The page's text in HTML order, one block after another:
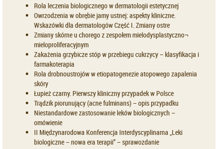
Rola leczenia biologicznego w dermatologii estetycznej
Owrzodzenia w obrębie jamy ustnej: aspekty kliniczne.
Wskazówki dla dermatologów Część I. Zmiany ostre
Zmiany skórne u chorego z zespołem mielodysplastyczno¬
mieloproliferacyjnym
Zakażenia grzybicze stóp w przebiegu cukrzycy – klasyfikacja i
farmakoterapia
Rola drobnoustrojów w etiopatogenezie atopowego zapalenia
skóry
Łupież czarny. Pierwszy kliniczny przypadek w Polsce
Trądzik piorunujący (acne fulminans) – opis przypadku
Niestandardowe zastosowanie leków biologicznych –
omówienie
II Międzynarodowa Konferencja Interdyscyplinarna „Leki
biologiczne – nowa era terapii” – sprawozdanie